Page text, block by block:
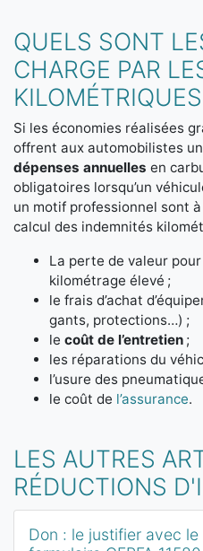
QUELS SONT
CHARGE PAR
Si les économies réalisées
offrent aux automobilistes
dépenses annuelles en
obligatoires lorsqu’un
un motif professionnel sont
calcul des indemnités
La perte de valeur
kilométrage élevé ;
le frais d’achat
gants, protections…) ;
le coût de l’entretien ;
les réparations du
l’usure des
le coût de l’assurance.
LES AUTRES
RÉDUCTIONS
Don : le justifier avec le